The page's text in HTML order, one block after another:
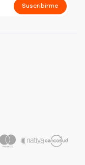
Suscribirme